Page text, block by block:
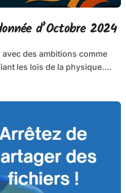
d’Octobre 2024
les lois de la physique.…